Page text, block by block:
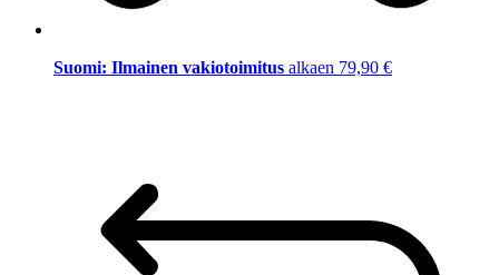
Suomi: Ilmainen vakiotoimitus alkaen 79,90 €